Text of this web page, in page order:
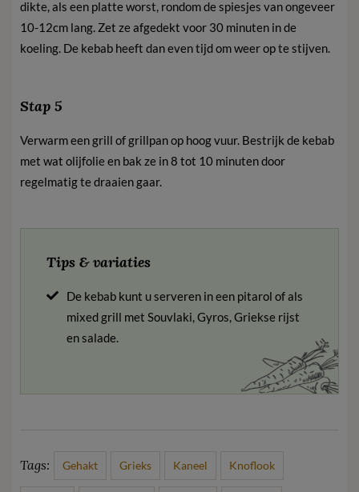
dikte, als een platte worst, rondom de spiesjes van ongeveer
10-12cm lang. Zet ze afgedekt voor 30 minuten in de
koeling. De kebab heeft dan even tijd om weer op te stijven.
Stap 5
Verwarm een ​​grill of grillpan op hoog vuur. Bestrijk de kebab
met wat olijfolie en bak ze in 8 tot 10 minuten door
regelmatig te draaien gaar.
Tips & variaties
De kebab kunt u serveren in een pitarol of als
mixed grill met Souvlaki, Gyros, Griekse rijst
en salade.
Tags: Gehakt Grieks Kaneel Knoflook